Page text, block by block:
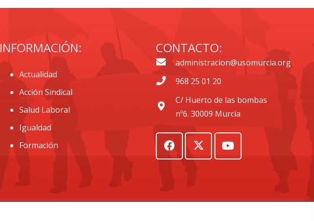
INFORMACIÓN:
Actualidad
Acción Sindical
Salud Laboral
Igualdad
Formación
CONTACTO:
administracion@usomurcia.org
968 25 01 20
C/ Huerto de las bombas
nº6. 30009 Murcia